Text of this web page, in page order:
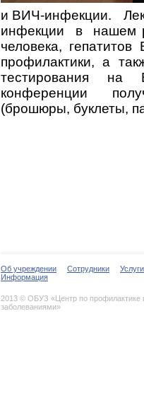
и ВИЧ-инфекции.
инфекции в нашем
человека,
профилактики, а
тестирования на
конференции
(брошюры, буклеты,
Об учреждении Сотрудники
Услуги
Информация
2013 © ОБУЗ «Центр по
заболеваниями»